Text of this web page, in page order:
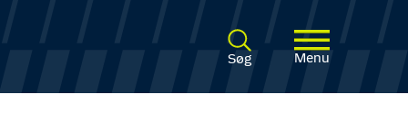
Søg Menu